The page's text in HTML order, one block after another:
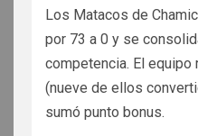
Los Matacos de
por 73 a 0 y se
competencia. El equipo
(nueve de ellos
sumó punto bonus.